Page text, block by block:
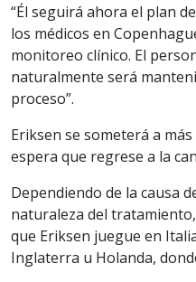
“Él seguirá ahora el plan
los médicos en
monitoreo clínico. El
naturalmente será
proceso”.
Eriksen se someterá a
espera que regrese a la
Dependiendo de la causa
naturaleza del
que Eriksen juegue en
Inglaterra u Holanda,